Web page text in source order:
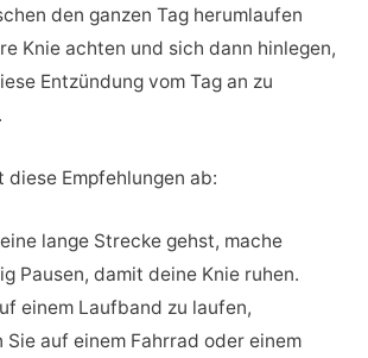
den ganzen Tag herumlaufen
Knie achten und sich dann hinlegen,
Entzündung vom Tag an zu
diese Empfehlungen ab:
lange Strecke gehst, mache
Pausen, damit deine Knie ruhen.
einem Laufband zu laufen,
Sie auf einem Fahrrad oder einem